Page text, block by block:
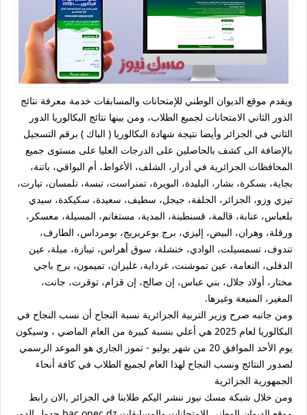
ويقدم موقع الديوان الوطني للإمتحانات والمسابقات خدمة معرفة نتائج
الدور الثاني الامتحانات لجميع الطلاب، ومن بينها نتائج البكالوريا الدور
الثاني في الجزائر وأيضا نتيجة شهادة البكالوريا ( الباك ) برقم التسجيل
بالإضافة الى كشف بالحاصلين على الدرجات العليا على مستوى جميع
المحافظات الجزائرية في أدرار، الشلف، الأغواط، أم البواقي، باتنة،
بجاية، بسكرة، بشار، البليدة، البويرة، تمنراست، تبسة، تلمسان، تيارت،
تيزي وزو، الجزائر، الجلفة، جيجل، سطيف، سعيدة، سكيكدة، سيدي
بلعباس، عنابة، قالمة، قسنطينة، المدية، مستغانم، المسيلة، معسكر،
ورقلة، وهران، البيض، إليزي، برج بوعريريج، بومرداس، الطارف،
تندوف، تسمسيلت، الوادي، خنشلة، سوق أهراس، تيبازة، ميلة، عين
الدفلى، النعامة، عين تموشنت، غرداية، غليزان، تميمون، برج باجي
مختار، أولاد جلال، بني عباس، إن صالح، إن قزام، توقرت، جانت،
المغير، المنيعة وغيرها.
ومن جانبه صرح وزير التربية الجزائرية نسبة النجاح أن نسب النجاح في
البكالوريا لعام 2025 هي أعلي بنسبة كبيرة من العام الماضي ، وسيكون
يوم الأحد الموافق 20 من شهر يوليو - تموز الجاري هو الموعد الرسمي
لصدور النتائج ونسب النجاح لهذا العام لجميع الطلاب في كافة أنحاء
الجمهورية الجزائرية
ومن خلال شبكة مسك نيوز ننشر اليكم طلابنا في الجزائر ,الان رابط